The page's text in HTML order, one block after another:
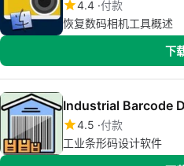
4.4 付款
恢复数码相机工具概述
下
Industrial Barcode
4.5 付款
工业条形码设计软件